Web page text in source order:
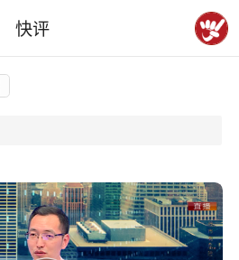
快评
下拉刷新